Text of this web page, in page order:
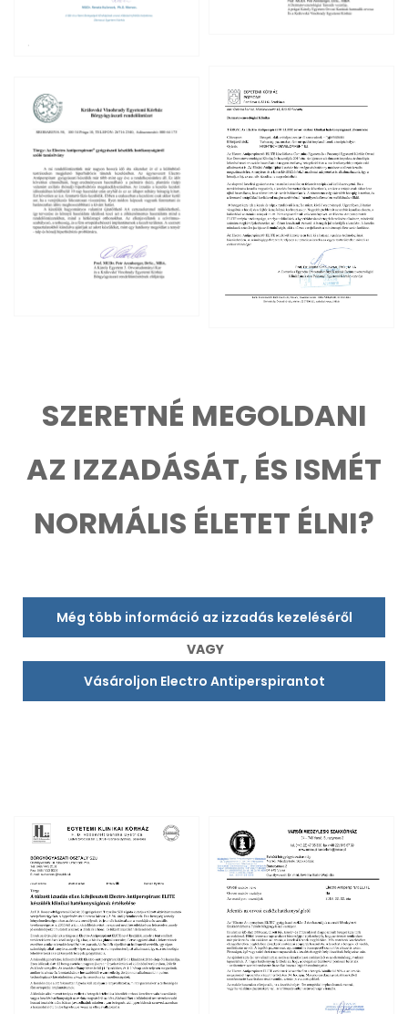
SZERETNÉ MEGOLDANI
AZ IZZADÁSÁT, ÉS ISMÉT
NORMÁLIS ÉLETET ÉLNI?
Még több információ az izzadás kezeléséről
VAGY
Vásároljon Electro Antiperspirantot